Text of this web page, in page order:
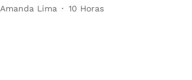
Amanda Lima 10 Horas